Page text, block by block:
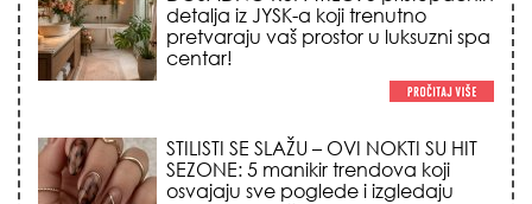
STILISTI SE SLAŽU – OVI NOKTI SU HIT
SEZONE: 5 manikir trendova koji
osvajaju sve poglede i izgledaju